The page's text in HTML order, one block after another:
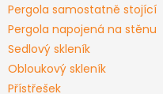
Pergola samostatně stojící
Pergola napojená na stěnu
Sedlový skleník
Obloukový skleník
Přístřešek